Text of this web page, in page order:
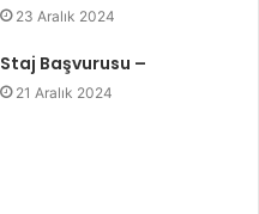
23 Aralık 2024
Staj Başvurusu –
21 Aralık 2024